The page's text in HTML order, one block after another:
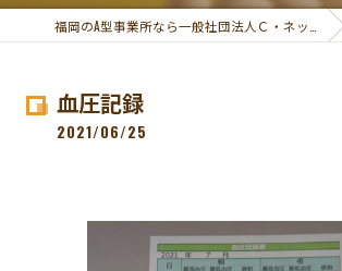
血圧記録
2021/06/25